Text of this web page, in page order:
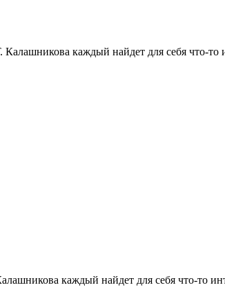
каждый найдет для себя что-то